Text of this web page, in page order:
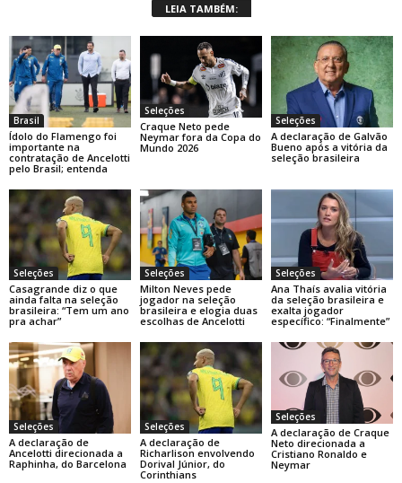
LEIA TAMBÉM:
Brasil
Ídolo do Flamengo foi
importante na
contratação de Ancelotti
pelo Brasil; entenda
Seleções
Craque Neto pede
Neymar fora da Copa do
Mundo 2026
Seleções
A declaração de Galvão
Bueno após a vitória da
seleção brasileira
Seleções
Casagrande diz o que
ainda falta na seleção
brasileira: “Tem um ano
pra achar”
Seleções
Milton Neves pede
jogador na seleção
brasileira e elogia duas
escolhas de Ancelotti
Seleções
Ana Thaís avalia vitória
da seleção brasileira e
exalta jogador
específico: “Finalmente”
Seleções
A declaração de
Ancelotti direcionada a
Raphinha, do Barcelona
Seleções
A declaração de
Richarlison envolvendo
Dorival Júnior, do
Corinthians
Seleções
A declaração de Craque
Neto direcionada a
Cristiano Ronaldo e
Neymar